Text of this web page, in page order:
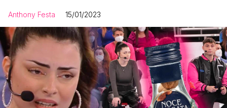
Anthony Festa 15/01/2023